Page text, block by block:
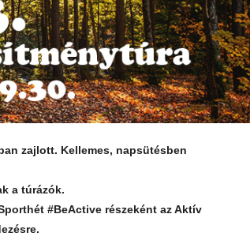
zajlott. Kellemes, napsütésben
a túrázók.
#BeActive részeként az Aktív